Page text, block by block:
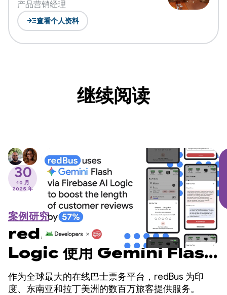
产品营销经理
read_more查看个人资料
继续阅读
30
10 月
2025 年
案例研究
redBus 通过 Firebase AI
Logic 使用 Gemini Flash
将客户评价的长度提升了 57%
作为全球最大的在线巴士票务平台，redBus 为印
度、东南亚和拉丁美洲的数百万旅客提供服务。